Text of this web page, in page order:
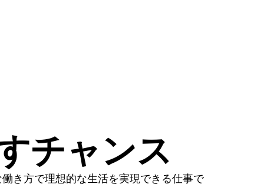
チャンス
き方で理想的な生活を実現できる仕事で